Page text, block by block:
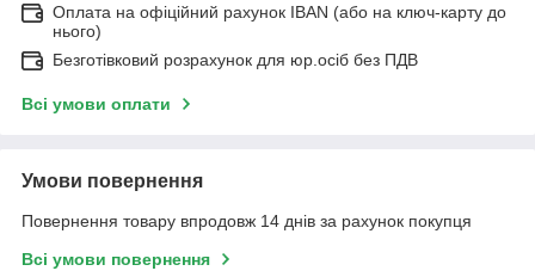
Оплата на офіційний рахунок IBAN (або на ключ-карту до
нього)
Безготівковий розрахунок для юр.осіб без ПДВ
Всі умови оплати
Умови повернення
Повернення товару впродовж 14 днів за рахунок покупця
Всі умови повернення